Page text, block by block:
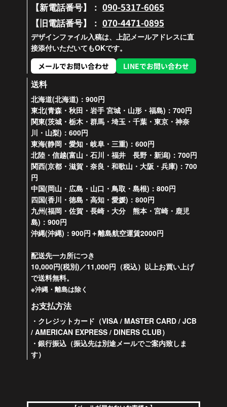
【新電話番号】： 090-5317-6065
【旧電話番号】： 070-4471-0895
デザインファイル入稿は、上記メールアドレスに直
接添付いただいてもOKです。
メールでお問い合わせ
LINEでお問い合わせ
送料
北海道(北海道)：900円
東北(青森・秋田・岩手 宮城・山形・福島)：700円
関東(茨城・栃木・群馬・埼玉・千葉・東京・神奈
川・山梨)：600円
東海(静岡・愛知・岐阜・三重)：600円
北陸・信越(富山・石川・福井 長野・新潟)：700円
関西(京都・滋賀・奈良・和歌山・大阪・兵庫)：700
円
中国(岡山・広島・山口・鳥取・島根)：800円
四国(香川・徳島・高知・愛媛)：800円
九州(福岡・佐賀・長崎・大分 熊本・宮崎・鹿児
島)：900円
沖縄(沖縄)：900円＋離島航空運賃2000円
配送先一カ所につき
10,000円(税別)／11,000円（税込）以上お買い上げ
で送料無料。
※沖縄・離島は除く
お支払方法
・クレジットカード（VISA / MASTER CARD / JCB
/ AMERICAN EXPRESS / DINERS CLUB）
・銀行振込（振込先は別途メールでご案内致しま
す）